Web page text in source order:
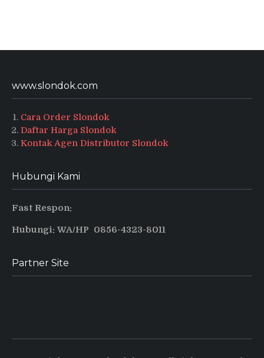
www.slondok.com
Cara Order Slondok
Daftar Harga Slondok
Kontak Agen Distributor Slondok
Hubungi Kami
Fast Respon:
Hubungi: WA/HP 0856-4323-8011
Partner Site